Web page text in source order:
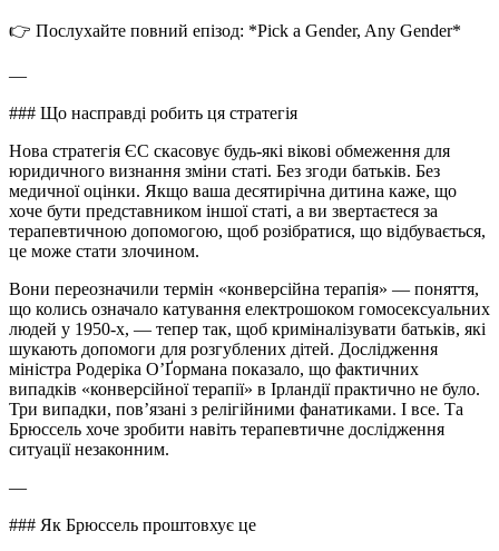
👉 Послухайте повний епізод: *Pick a Gender, Any Gender*
—
### Що насправді робить ця стратегія
Нова стратегія ЄС скасовує будь-які вікові обмеження для
юридичного визнання зміни статі. Без згоди батьків. Без
медичної оцінки. Якщо ваша десятирічна дитина каже, що
хоче бути представником іншої статі, а ви звертаєтеся за
терапевтичною допомогою, щоб розібратися, що відбувається,
це може стати злочином.
Вони переозначили термін «конверсійна терапія» — поняття,
що колись означало катування електрошоком гомосексуальних
людей у 1950-х, — тепер так, щоб криміналізувати батьків, які
шукають допомоги для розгублених дітей. Дослідження
міністра Родеріка О’Ґормана показало, що фактичних
випадків «конверсійної терапії» в Ірландії практично не було.
Три випадки, пов’язані з релігійними фанатиками. І все. Та
Брюссель хоче зробити навіть терапевтичне дослідження
ситуації незаконним.
—
### Як Брюссель проштовхує це